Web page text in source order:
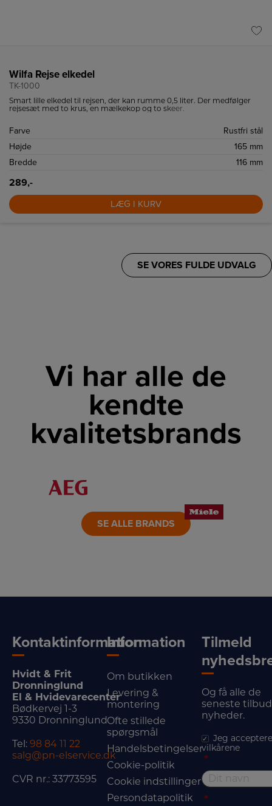
Wilfa Rejse elkedel
TK-1000
Smart lille elkedel til rejsen, der kan rumme 0,5 liter. Der medfølger
rejsesæt med to krus, en mælkekop og to skeer.
Farve
Rustfri stål
Højde
165 mm
Bredde
116 mm
289,-
LÆG I KURV
SE VORES FULDE UDVALG
Vi har alle de
kendte
kvalitetsbrands
LINK
SE ALLE BRANDS
Kontaktinformation
Hvidt & Frit
Dronninglund
El & Hvidevarecenter
Bødkervej 1-3
9330 Dronninglund
Tel: 98 84 11 22
salg@pn-elservice.dk
CVR nr.: 33773595
Information
Om butikken
Levering &
montering
Ofte stillede
spørgsmål
Handelsbetingelser
Cookie-politik
Cookie indstillinger
Persondatapolitik
Tilmeld
Og få alle de
seneste
nyheder.
Jeg
vilkårene
*
*